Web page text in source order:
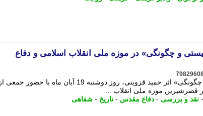
و چگونگی» در موزه ملی انقلاب اسلامی و دفاع
برنامه نقد و بررسی کتاب «تاریخ شفاهی، چیستی و چگونگی» اثر حمید قزوینی، روز دوشنبه 19 آبان ماه با حضور جمعی از
قصرشیرین موزه ملی انقلاب ...
- نقد و بررسی - دفاع مقدس - تاریخ - شفاهی